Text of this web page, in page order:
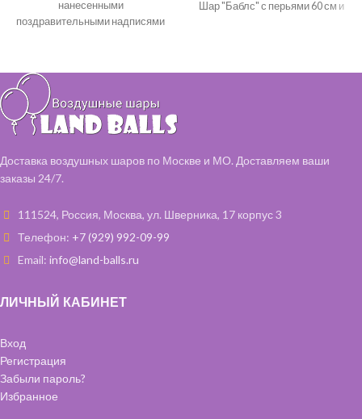
нанесенными
поздравительными надписями
"Космонавт" (используются
космонавт как на втором фото) -
1 шт.
Фольгированная фигура
"Ракета" - 1 шт.
Фольгированная звезда 46 см - 2
шт ( голубой)
Шар "Баблс" с перьями 60 см и
Доставка воздушных шаров по Москве и МО. Доставляем ваши
заказы 24/7.
111524, Россия, Москва, ул. Шверника, 17 корпус 3
Телефон: +7 (929) 992-09-99
Email: info@land-balls.ru
ЛИЧНЫЙ КАБИНЕТ
Вход
Регистрация
Забыли пароль?
Избранное